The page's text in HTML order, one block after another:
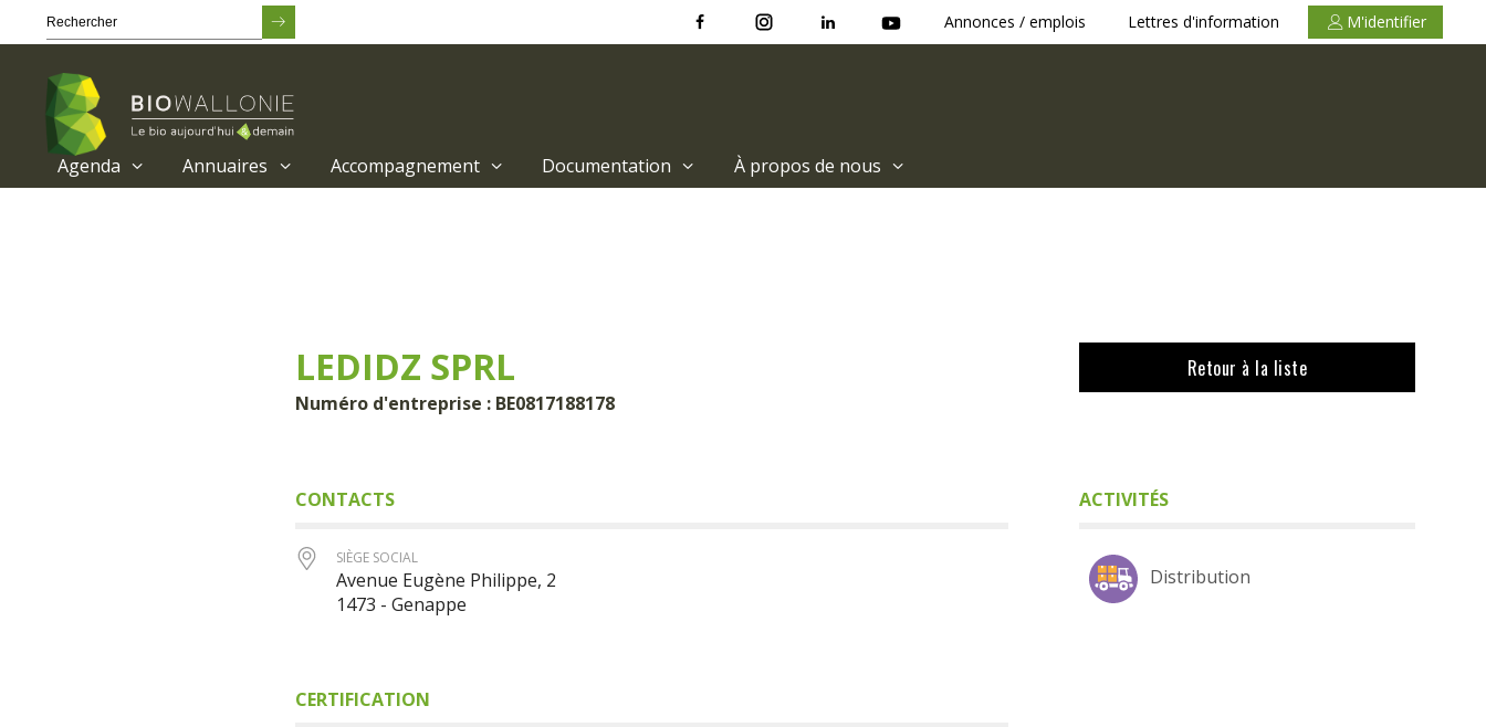
Annonces / emplois Lettres d'information M'identifier
Agenda Annuaires Accompagnement Documentation À propos de nous
LEDIDZ SPRL
Numéro d'entreprise : BE0817188178
CONTACTS
SIÈGE SOCIAL
Avenue Eugène Philippe, 2
1473 - Genappe
CERTIFICATION
Retour à la liste
ACTIVITÉS
Distribution